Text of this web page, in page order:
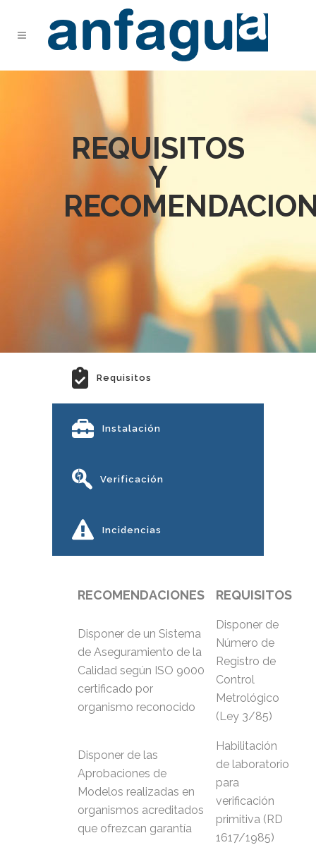
REQUISITOS
Y
Requisitos
Instalación
Verificación
Incidencias
RECOMENDACIONES REQUISITOS
Disponer de un Sistema
de Aseguramiento de la
Calidad según ISO 9000
certificado por
organismo reconocido
Disponer de
Número de
Registro de
Control
Metrológico
(Ley 3/85)
Disponer de las
Aprobaciones de
Modelos realizadas en
organismos acreditados
que ofrezcan garantía
Habilitación
de laboratorio
para
verificación
primitiva (RD
1617/1985)